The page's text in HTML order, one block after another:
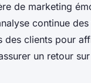
de marketing
continue
des clients pour
un retour